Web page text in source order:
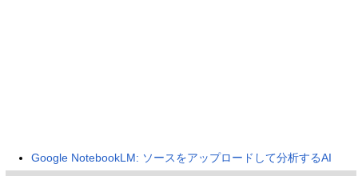
Google NotebookLM: ソースをアップロードして分析するAI